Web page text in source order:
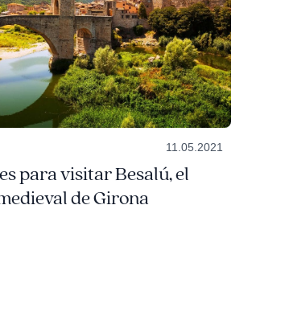
11.05.2021
para visitar Besalú, el
de Girona